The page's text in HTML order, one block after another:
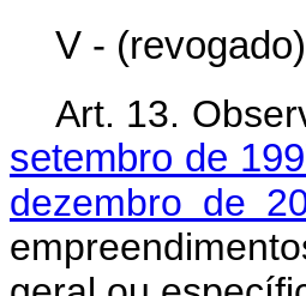
V -
Art. 13.
setembro de
dezembro de